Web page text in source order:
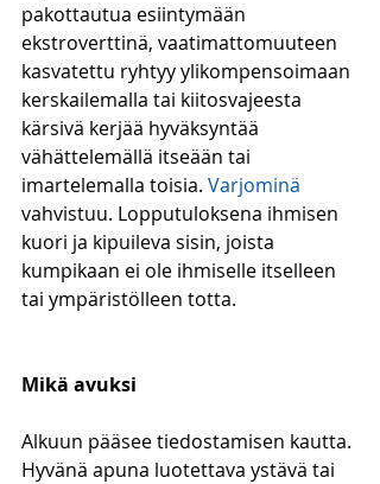
pakottautua esiintymään
ekstroverttinä, vaatimattomuuteen
kasvatettu ryhtyy ylikompensoimaan
kerskailemalla tai kiitosvajeesta
kärsivä kerjää hyväksyntää
vähättelemällä itseään tai
imartelemalla toisia. Varjominä
vahvistuu. Lopputuloksena ihmisen
kuori ja kipuileva sisin, joista
kumpikaan ei ole ihmiselle itselleen
tai ympäristölleen totta.
Mikä avuksi
Alkuun pääsee tiedostamisen kautta.
Hyvänä apuna luotettava ystävä tai